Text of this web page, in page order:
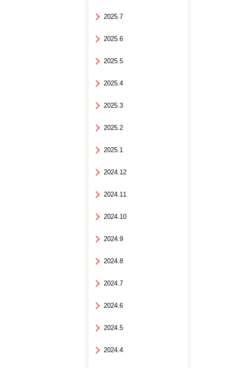
2025.7
2025.6
2025.5
2025.4
2025.3
2025.2
2025.1
2024.12
2024.11
2024.10
2024.9
2024.8
2024.7
2024.6
2024.5
2024.4